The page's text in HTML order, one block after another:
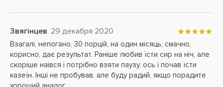
Звягінцев 29 декабря 2020
Взагалі, непогано, 30 порцій, на один місяць, смачно,
корисно, дає результат. Раніше любив їсти сир на ніч, але
скоріше наівся і потрібно взяти паузу, ось і почав їсти
казеїн. Інші не пробував, але буду радий, якщо порадите